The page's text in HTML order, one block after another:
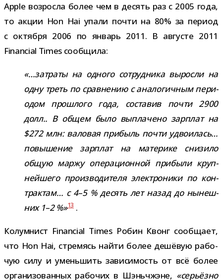
Apple воз­росла более чем в десять раз с 2005 года,
то акции Hon Hai упали почти на 80% за период
с октября 2006 по январь 2011. В авгу­сте 2011
Financial Times сообщила:
«…затраты на одного сотруд­ника выросли на
одну треть по срав­не­нию с ана­ло­гич­ным пери­
о­дом про­шлого года, соста­вив почти 2900
долл.. В общем было выпла­чено зар­плат на
$272 млн: вало­вая при­быль почти удво­и­лась…
повы­ше­ние зар­плат на мате­рике сни­зило
общую маржу опе­ра­ци­он­ной при­были круп­
ней­шего про­из­во­ди­теля элек­тро­ники по кон­
трак­там… с 4–5 % десять лет назад до нынеш­
них 1–2 %»13.
Колумнист Financial Times Робин Квонг сооб­щает,
что Hon Hai, стре­мясь найти более дешё­вую рабо­
чую силу и умень­шить зави­си­мость от всё более
орга­ни­зо­ван­ных рабо­чих в Шэньчжэне, «серьёзно